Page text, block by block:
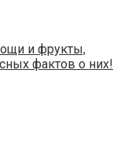
и фрукты,
фактов о них!